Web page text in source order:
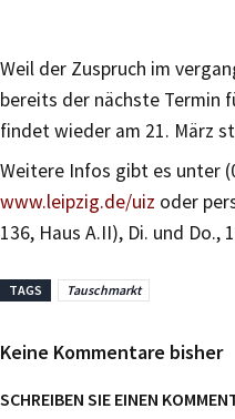
Weil der Zuspruch im
bereits der nächste Termin
findet wieder am 21. März
Weitere Infos gibt es unter
www.leipzig.de/uiz oder
136, Haus A.II), Di. und Do.,
TAGS Tauschmarkt
Keine Kommentare bisher
SCHREIBEN SIE EINEN